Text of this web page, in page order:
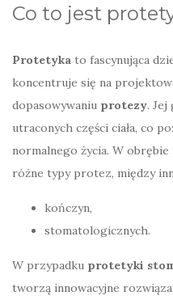
Co to jest
Protetyka to fascynująca
koncentruje się na
dopasowywaniu protezy. Jej
utraconych części ciała, co
normalnego życia. W
różne typy protez, między
kończyn,
stomatologicznych.
W przypadku protetyki
tworzą innowacyjne